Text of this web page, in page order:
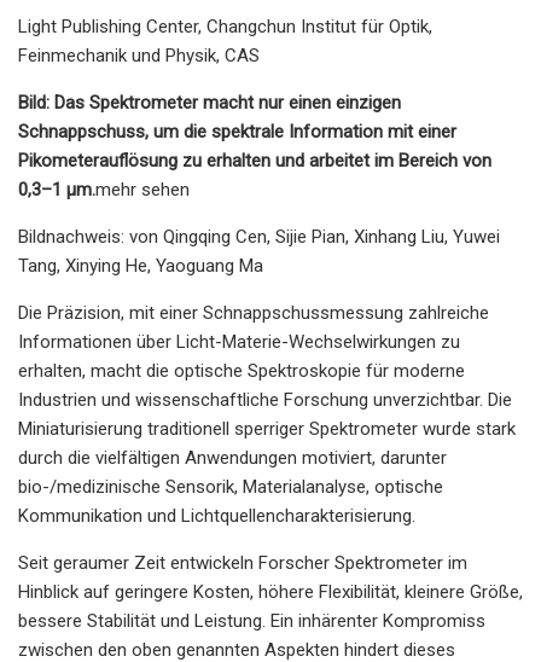
Light Publishing Center, Changchun Institut für Optik,
Feinmechanik und Physik, CAS
Bild: Das Spektrometer macht nur einen einzigen
Schnappschuss, um die spektrale Information mit einer
Pikometerauflösung zu erhalten und arbeitet im Bereich von
0,3–1 μm.mehr sehen
Bildnachweis: von Qingqing Cen, Sijie Pian, Xinhang Liu, Yuwei
Tang, Xinying He, Yaoguang Ma
Die Präzision, mit einer Schnappschussmessung zahlreiche
Informationen über Licht-Materie-Wechselwirkungen zu
erhalten, macht die optische Spektroskopie für moderne
Industrien und wissenschaftliche Forschung unverzichtbar. Die
Miniaturisierung traditionell sperriger Spektrometer wurde stark
durch die vielfältigen Anwendungen motiviert, darunter
bio-/medizinische Sensorik, Materialanalyse, optische
Kommunikation und Lichtquellencharakterisierung.
Seit geraumer Zeit entwickeln Forscher Spektrometer im
Hinblick auf geringere Kosten, höhere Flexibilität, kleinere Größe,
bessere Stabilität und Leistung. Ein inhärenter Kompromiss
zwischen den oben genannten Aspekten hindert dieses